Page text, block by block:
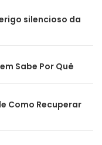
silencioso da
Sabe Por Quê
Como Recuperar